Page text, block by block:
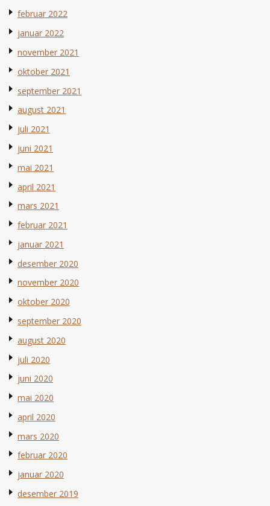
februar 2022
januar 2022
november 2021
oktober 2021
september 2021
august 2021
juli 2021
juni 2021
mai 2021
april 2021
mars 2021
februar 2021
januar 2021
desember 2020
november 2020
oktober 2020
september 2020
august 2020
juli 2020
juni 2020
mai 2020
april 2020
mars 2020
februar 2020
januar 2020
desember 2019